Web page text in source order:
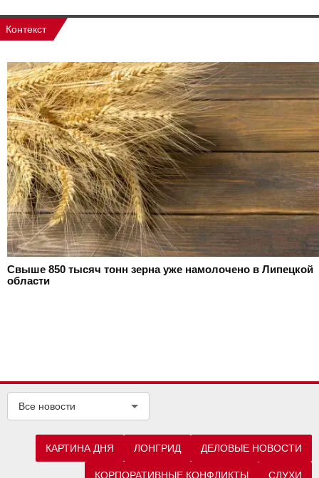
Контекст
Свыше 850 тысяч тонн зерна уже намолочено в Липецкой
области
Все новости
КАРТИНА ДНЯ ЛОНГРИД ДЕЛОВЫЕ НОВОСТИ
КОРПОРАТИВНЫЕ КОНФЛИКТЫ СЛУХИ